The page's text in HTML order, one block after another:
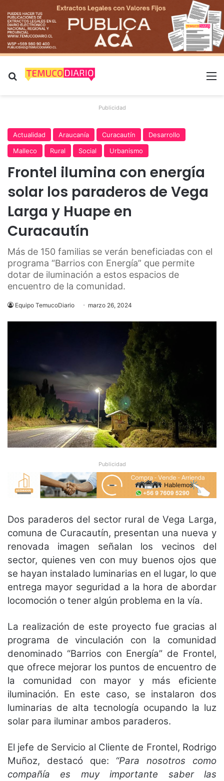
Buscar por
Publicidad
Actualidad Araucanía Curacautín
Desarrollo
Malleco
Rural Social Urbanismo
Frontel ilumina con energía
solar los paraderos de Vega
Larga y Huape en
Curacautín
Más de 150 familias se verán beneficiadas con el
programa “Barrios con Energía” que permite
dotar de iluminación a estos espacios de
encuentro de la comunidad.
Equipo TemucoDiario marzo 26, 2024
Publicidad
Dos paraderos del sector rural de Vega Larga,
comuna de Curacautín, presentan una nueva y
renovada imagen señalan los vecinos del
sector, quienes ven con muy buenos ojos que
se hayan instalado luminarias en el lugar, lo que
entrega mayor seguridad a la hora de abordar
locomoción o tener algún problema en la vía.
La realización de este proyecto fue gracias al
programa de vinculación con la comunidad
denominado “Barrios con Energía” de Frontel,
que ofrece mejorar los puntos de encuentro de
la comunidad con mayor y más eficiente
iluminación. En este caso, se instalaron dos
luminarias de alta tecnología ocupando la luz
solar para iluminar ambos paraderos.
El jefe de Servicio al Cliente de Frontel, Rodrigo
Muñoz, destacó que: “Para nosotros como
compañía es muy importante saber las